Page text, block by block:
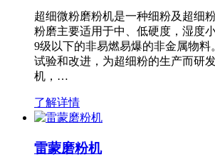
超细微粉磨粉机是一种细粉及超细
粉磨主要适用于中、低硬度，湿度
9级以下的非易燃易爆的非金属物料
试验和改进，为超细粉的生产而研
机，…
了解详情
雷蒙磨粉机